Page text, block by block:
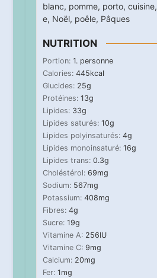
blanc, pomme, porto, cuisine,
e, Noël, poêle, Pâques
NUTRITION
Portion: 1. personne
Calories: 445kcal
Glucides: 25g
Protéines: 13g
Lipides: 33g
Lipides saturés: 10g
Lipides polyinsaturés: 4g
Lipides monoinsaturé: 16g
Lipides trans: 0.3g
Choléstérol: 69mg
Sodium: 567mg
Potassium: 408mg
Fibres: 4g
Sucre: 19g
Vitamine A: 256IU
Vitamine C: 9mg
Calcium: 20mg
Fer: 1mg